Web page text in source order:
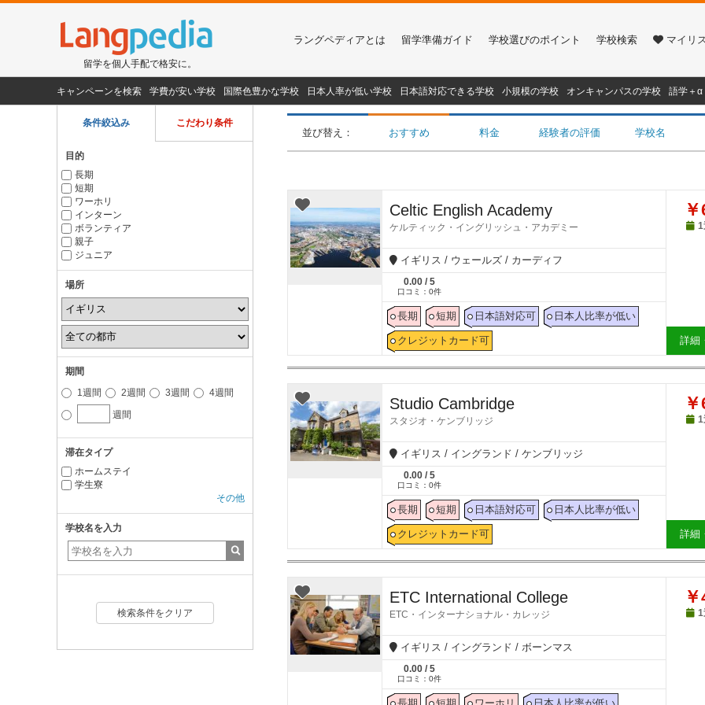
留学を個人手配で格安に。
ラングペディアとは 留学準備ガイド 学校選びのポイント 学校検索 マイリ
キャンペーンを検索 学費が安い学校 国際色豊かな学校 日本人率が低い学校 日本語対応できる学校 小規模の学校 オンキャンパスの学校 語学＋α
条件絞込み こだわり条件
目的
長期
短期
ワーホリ
インターン
ボランティア
親子
ジュニア
場所
期間
1週間
2週間 3週間
4週間
週間
滞在タイプ
ホームステイ
学生寮
その他
学校名を入力
並び替え： おすすめ 料金 経験者の評価 学校名
Celtic English Academy
ケルティック・イングリッシュ・アカデミー
イギリス / ウェールズ / カーディフ
0.00 / 5
口コミ： 0件
長期 短期 日本語対応可 日本人比率が低い
クレジットカード可
1
詳細
Studio Cambridge
スタジオ・ケンブリッジ
イギリス / イングランド / ケンブリッジ
0.00 / 5
口コミ： 0件
長期 短期 日本語対応可 日本人比率が低い
クレジットカード可
1
詳細
ETC International College
ETC・インターナショナル・カレッジ
イギリス / イングランド / ボーンマス
0.00 / 5
口コミ： 0件
1